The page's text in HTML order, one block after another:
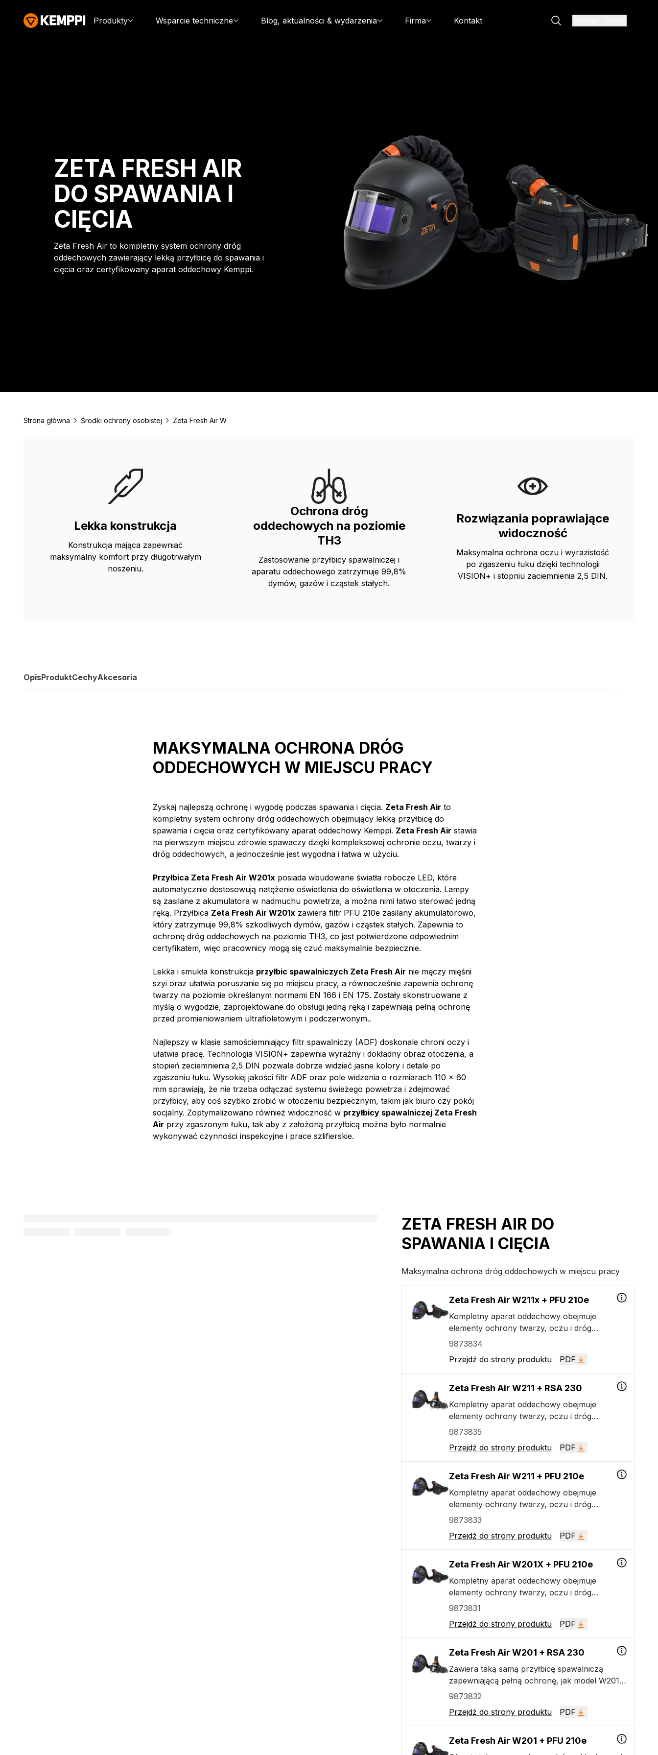
Produkty Wsparcie techniczne Blog, aktualności & wydarzenia Firma Kontakt
ZETA FRESH AIR
DO SPAWANIA I
CIĘCIA
Zeta Fresh Air to kompletny system ochrony dróg
oddechowych zawierający lekką przyłbicę do spawania i
cięcia oraz certyfikowany aparat oddechowy Kemppi.
Strona główna Środki ochrony osobistej Zeta Fresh Air W
Lekka konstrukcja
Konstrukcja mająca zapewniać
maksymalny komfort przy długotrwałym
noszeniu.
Ochrona dróg
oddechowych na poziomie
TH3
Zastosowanie przyłbicy spawalniczej i
aparatu oddechowego zatrzymuje 99,8%
dymów, gazów i cząstek stałych.
Rozwiązania poprawiające
widoczność
Maksymalna ochrona oczu i wyrazistość
po zgaszeniu łuku dzięki technologii
VISION+ i stopniu zaciemnienia 2,5 DIN.
OpisProduktCechyAkcesoria
MAKSYMALNA OCHRONA DRÓG
ODDECHOWYCH W MIEJSCU PRACY
Zyskaj najlepszą ochronę i wygodę podczas spawania i cięcia. Zeta Fresh Air to
kompletny system ochrony dróg oddechowych obejmujący lekką przyłbicę do
spawania i cięcia oraz certyfikowany aparat oddechowy Kemppi. Zeta Fresh Air stawia
na pierwszym miejscu zdrowie spawaczy dzięki kompleksowej ochronie oczu, twarzy i
dróg oddechowych, a jednocześnie jest wygodna i łatwa w użyciu.
Przyłbica Zeta Fresh Air W201x posiada wbudowane światła robocze LED, które
automatycznie dostosowują natężenie oświetlenia do oświetlenia w otoczenia. Lampy
są zasilane z akumulatora w nadmuchu powietrza, a można nimi łatwo sterować jedną
ręką. Przyłbica Zeta Fresh Air W201x zawiera filtr PFU 210e zasilany akumulatorowo,
który zatrzymuje 99,8% szkodliwych dymów, gazów i cząstek stałych. Zapewnia to
ochronę dróg oddechowych na poziomie TH3, co jest potwierdzone odpowiednim
certyfikatem, więc pracownicy mogą się czuć maksymalnie bezpiecznie.
Lekka i smukła konstrukcja przyłbic spawalniczych Zeta Fresh Air nie męczy mięśni
szyi oraz ułatwia poruszanie się po miejscu pracy, a równocześnie zapewnia ochronę
twarzy na poziomie określanym normami EN 166 i EN 175. Zostały skonstruowane z
myślą o wygodzie, zaprojektowane do obsługi jedną ręką i zapewniają pełną ochronę
przed promieniowaniem ultrafioletowym i podczerwonym..
Najlepszy w klasie samościemniający filtr spawalniczy (ADF) doskonale chroni oczy i
ułatwia pracę. Technologia VISION+ zapewnia wyraźny i dokładny obraz otoczenia, a
stopień zeciemnienia 2,5 DIN pozwala dobrze widzieć jasne kolory i detale po
zgaszeniu łuku. Wysokiej jakości filtr ADF oraz pole widzenia o rozmiarach 110 x 60
mm sprawiają, że nie trzeba odłączać systemu świeżego powietrza i zdejmować
przyłbicy, aby coś szybko zrobić w otoczeniu bezpiecznym, takim jak biuro czy pokój
socjalny. Zoptymalizowano również widoczność w przyłbicy spawalniczej Zeta Fresh
Air przy zgaszonym łuku, tak aby z założoną przyłbicą można było normalnie
wykonywać czynności inspekcyjne i prace szlifierskie.
ZETA FRESH AIR DO
SPAWANIA I CIĘCIA
Maksymalna ochrona dróg oddechowych w miejscu pracy
Zeta Fresh Air W211x + PFU 210e
Kompletny aparat oddechowy obejmuje
elementy ochrony twarzy, oczu i dróg
oddechowych, który równocześnie zapewnia
wersja zawiera filtr zasilany akumulatorowo
zapewniający ochronę dróg oddechowych na
poziomie TH3, najlepszy w klasie
maksymalnym stopniu zaciemnienia DIN 14
oraz wbudowane automatyczne światła
robocze LED, które bardzo poprawiają
widoczność w trakcie wykonywania kontroli.
9873834
Przejdź do strony produktu
PDF
Zeta Fresh Air W211 + RSA 230
Kompletny aparat oddechowy obejmuje
elementy ochrony twarzy, oczu i dróg
oddechowych, który równocześnie zapewnia
wersja zawiera reduktor doprowadzanego
powietrza mocowany na pasie z najlepszym w
swojej klasie automatycznie ściemniającym się
zaciemnieniem DIN 14. Ta wersja nie zawiera
wbudowanych automatycznych świateł
roboczych LED.
9873835
Przejdź do strony produktu
PDF
Zeta Fresh Air W211 + PFU 210e
Kompletny aparat oddechowy obejmuje
elementy ochrony twarzy, oczu i dróg
oddechowych, który równocześnie zapewnia
wersja zawiera filtr zasilany akumulatorowo
zapewniający ochronę dróg oddechowych na
poziomie TH3, najlepszy w klasie
maksymalnym stopniu zaciemnienia DIN 14. Ta
wersja nie ma wbudowanych automatycznych
świateł roboczych LED. Kod zestawu z
akumulatorem litowo-jonowym 6,4 Ah to
9873833
Przejdź do strony produktu
PDF
Zeta Fresh Air W201X + PFU 210e
Kompletny aparat oddechowy obejmuje
elementy ochrony twarzy, oczu i dróg
oddechowych, który równocześnie zapewnia
wersja zawiera filtr zasilany akumulatorowo
zapewniający ochronę dróg oddechowych na
poziomie TH3, najlepszy w klasie
wbudowane automatyczne światła robocze
LED, które bardzo poprawiają widoczność w
trakcie wykonywania kontroli.
9873831
Przejdź do strony produktu
PDF
Zeta Fresh Air W201 + RSA 230
Zawiera taką samą przyłbicę spawalniczą
zapewniającą pełną ochronę, jak model W201
PFU 210e. Ta wersja zawiera reduktor
pasie, natomiast nie zawiera wbudowanego
oświetlenia roboczego LED.
9873832
Przejdź do strony produktu
PDF
Zeta Fresh Air W201 + PFU 210e